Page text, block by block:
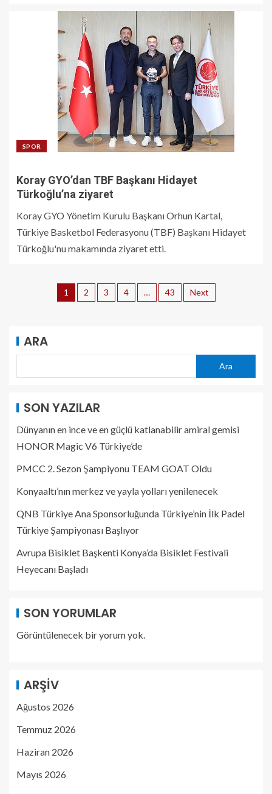
SPOR
Koray GYO’dan TBF Başkanı Hidayet
Türkoğlu’na ziyaret
Koray GYO Yönetim Kurulu Başkanı Orhun Kartal,
Türkiye Basketbol Federasyonu (TBF) Başkanı Hidayet
Türkoğlu'nu makamında ziyaret etti.
1 2 3 4 … 43 Next
ARA
Ara
SON YAZILAR
Dünyanın en ince ve en güçlü katlanabilir amiral gemisi
HONOR Magic V6 Türkiye’de
PMCC 2. Sezon Şampiyonu TEAM GOAT Oldu
Konyaaltı’nın merkez ve yayla yolları yenilenecek
QNB Türkiye Ana Sponsorluğunda Türkiye’nin İlk Padel
Türkiye Şampiyonası Başlıyor
Avrupa Bisiklet Başkenti Konya’da Bisiklet Festivali
Heyecanı Başladı
SON YORUMLAR
Görüntülenecek bir yorum yok.
ARŞIV
Ağustos 2026
Temmuz 2026
Haziran 2026
Mayıs 2026